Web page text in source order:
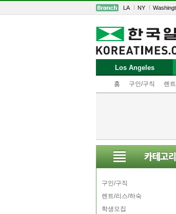
LA NY
Los Angeles
홈 구인/구직 렌
구인/구직
렌트/리스/하숙
학생모집